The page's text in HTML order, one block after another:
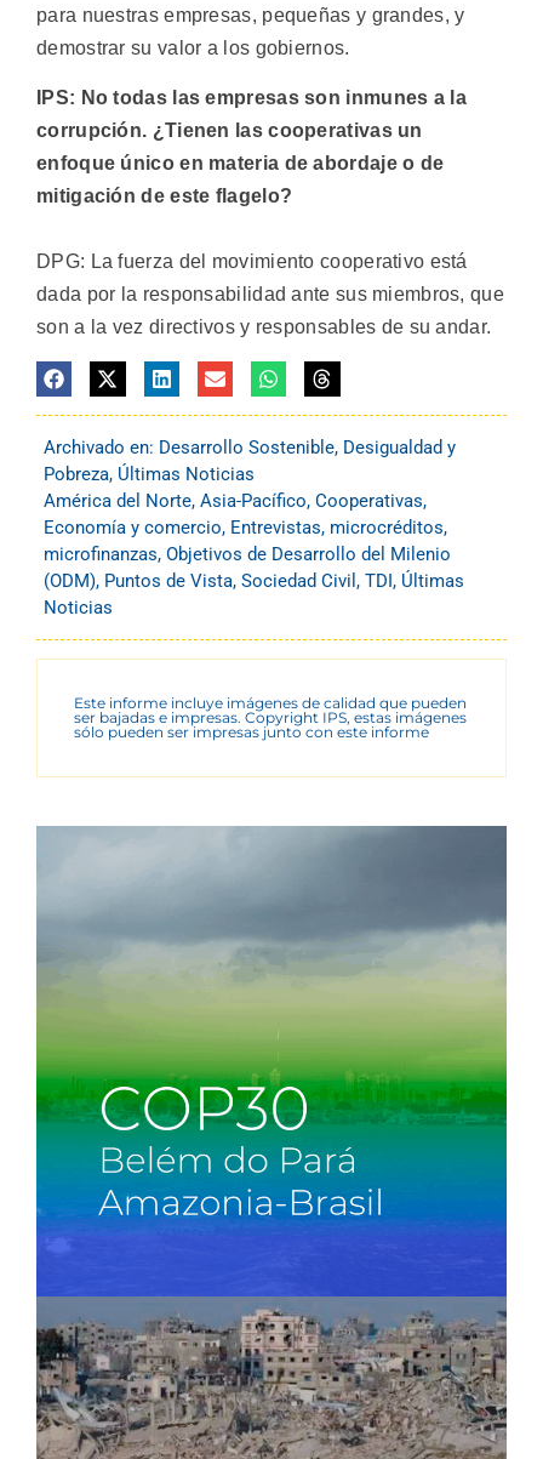
para nuestras empresas, pequeñas y grandes, y
demostrar su valor a los gobiernos.
IPS: No todas las empresas son inmunes a la
corrupción. ¿Tienen las cooperativas un
enfoque único en materia de abordaje o de
mitigación de este flagelo?
DPG: La fuerza del movimiento cooperativo está
dada por la responsabilidad ante sus miembros, que
son a la vez directivos y responsables de su andar.
Archivado en: Desarrollo Sostenible, Desigualdad y
Pobreza, Últimas Noticias
América del Norte, Asia-Pacífico, Cooperativas,
Economía y comercio, Entrevistas, microcréditos,
microfinanzas, Objetivos de Desarrollo del Milenio
(ODM), Puntos de Vista, Sociedad Civil , TDI, Últimas
Noticias
Este informe incluye imágenes de calidad que pueden
ser bajadas e impresas. Copyright IPS, estas imágenes
sólo pueden ser impresas junto con este informe